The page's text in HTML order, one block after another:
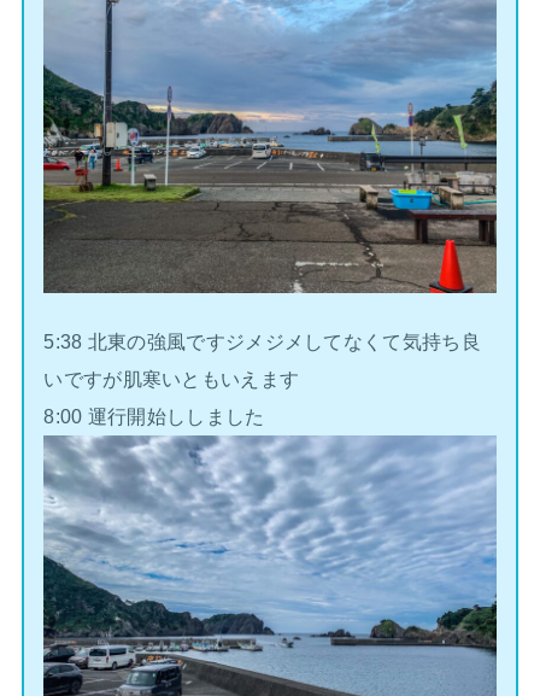
5:38 北東の強風ですジメジメしてなくて気持ち良
いですが肌寒いともいえます
8:00 運行開始ししました